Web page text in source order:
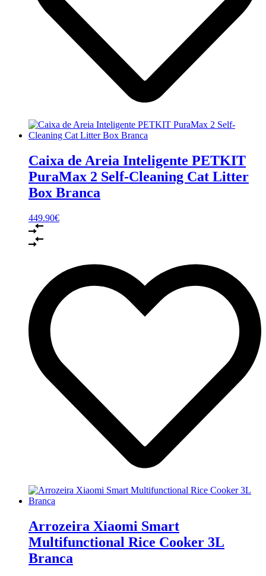
Caixa de Areia Inteligente PETKIT
PuraMax 2 Self-Cleaning Cat Litter
Box Branca
449.90€
Arrozeira Xiaomi Smart
Multifunctional Rice Cooker 3L
Branca